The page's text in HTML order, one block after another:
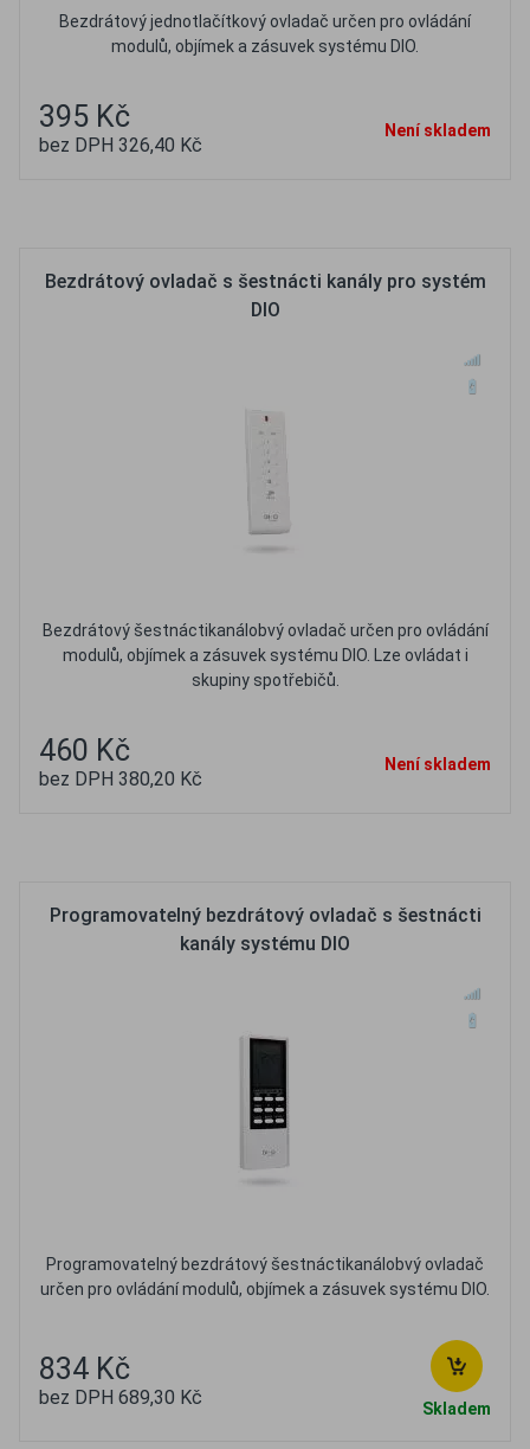
Bezdrátový jednotlačítkový ovladač určen pro ovládání
modulů, objímek a zásuvek systému DIO.
395 Kč
bez DPH 326,40 Kč
Není skladem
Bezdrátový ovladač s šestnácti kanály pro systém
DIO
Bezdrátový šestnáctikanálobvý ovladač určen pro ovládání
modulů, objímek a zásuvek systému DIO. Lze ovládat i
skupiny spotřebičů.
460 Kč
bez DPH 380,20 Kč
Není skladem
Programovatelný bezdrátový ovladač s šestnácti
kanály systému DIO
Programovatelný bezdrátový šestnáctikanálobvý ovladač
určen pro ovládání modulů, objímek a zásuvek systému DIO.
834 Kč
bez DPH 689,30 Kč Skladem